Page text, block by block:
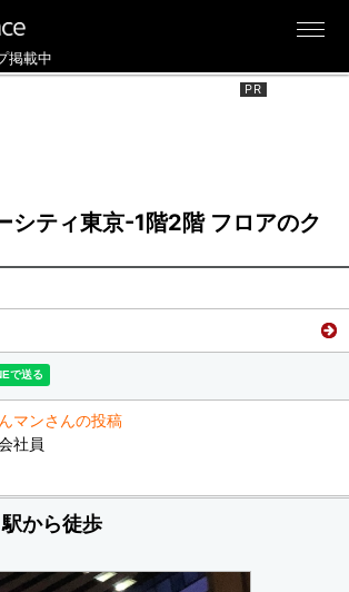
掲載中
シティ東京-1階2階 フロアのク
マンさんの投稿
社員
から徒歩